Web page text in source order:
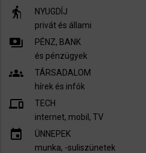
elderly
NYUGDÍJ
privát és állami
payments
PÉNZ, BANK
és pénzügyek
groups
TÁRSADALOM
hírek és infók
devices
TECH
internet, mobil, TV​
insert_invitation
ÜNNEPEK
munka, -suliszünetek